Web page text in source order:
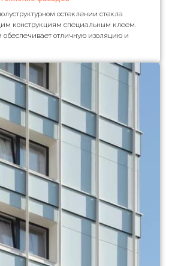
остеклении стекла
конструкциям специальным клеем.
обеспечивает отличную изоляцию и